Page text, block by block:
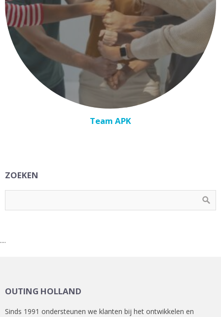
Team APK
ZOEKEN
....
OUTING HOLLAND
Sinds 1991 ondersteunen we klanten bij het ontwikkelen en